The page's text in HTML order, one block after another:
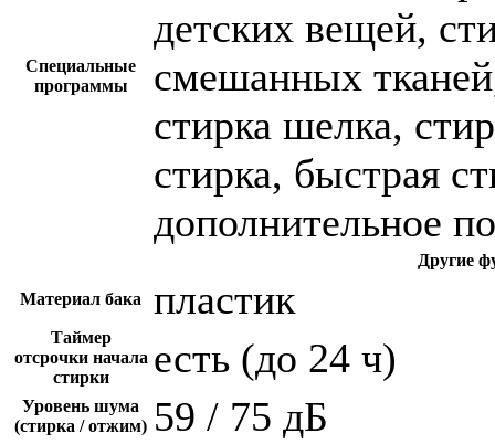
Специальные
программы
детских вещей,
смешанных
стирка шелка,
стирка, быстрая
дополнительное
Другие
Материал бака пластик
Таймер
отсрочки начала
стирки
есть (до 24 ч)
Уровень шума
(стирка / отжим) 59 / 75 дБ